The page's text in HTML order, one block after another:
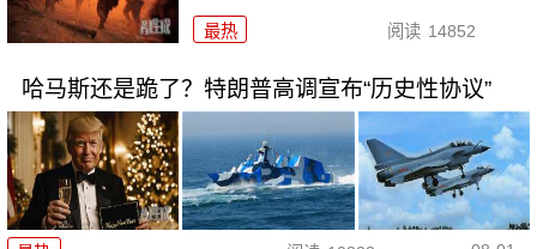
最热 阅读 14852
哈马斯还是跪了？特朗普高调宣布“历史性协议”